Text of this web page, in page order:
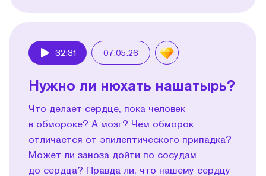
32:31 07.05.26
Нужно ли нюхать нашатырь?
Что делает сердце, пока человек
в обмороке? А мозг? Чем обморок
отличается от эпилептического припадка?
Может ли заноза дойти по сосудам
до сердца? Правда ли, что нашему сердцу